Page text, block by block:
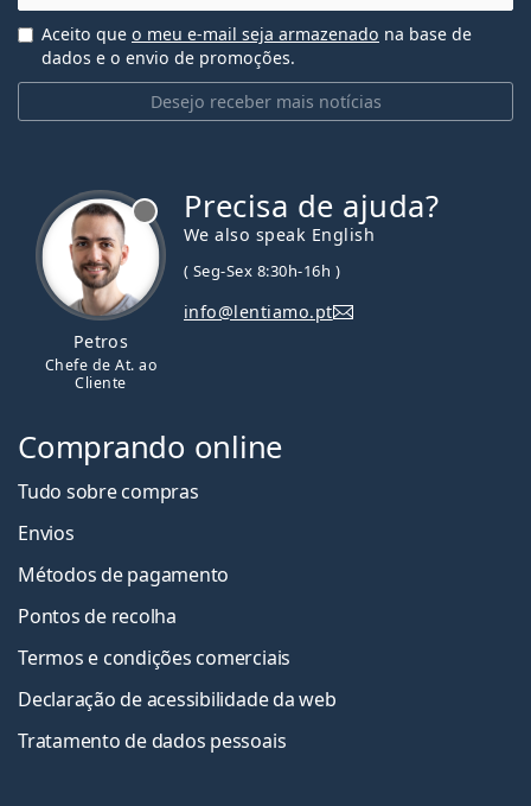
Desejo receber mais notícias
Aceito que o meu e-mail seja armazenado na base de
dados e o envio de promoções.
Petros
Chefe de At. ao
Cliente
Precisa de ajuda?
We also speak English
( Seg-Sex 8:30h-16h )
info@lentiamo.pt
Comprando online
Tudo sobre compras
Envios
Métodos de pagamento
Pontos de recolha
Termos e condições comerciais
Declaração de acessibilidade da web
Tratamento de dados pessoais